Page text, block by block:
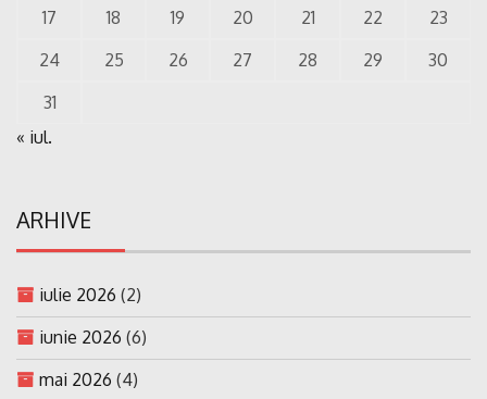
17
18 19 20 21 22
23
24
25 26 27 28 29
30
31
« iul.
ARHIVE
iulie 2026 (2)
iunie 2026 (6)
mai 2026 (4)